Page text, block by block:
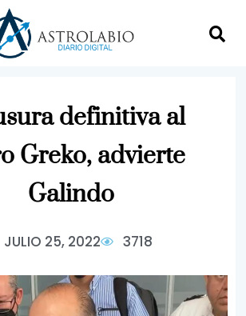
definitiva al
Greko, advierte
Galindo
JULIO 25, 2022 3718